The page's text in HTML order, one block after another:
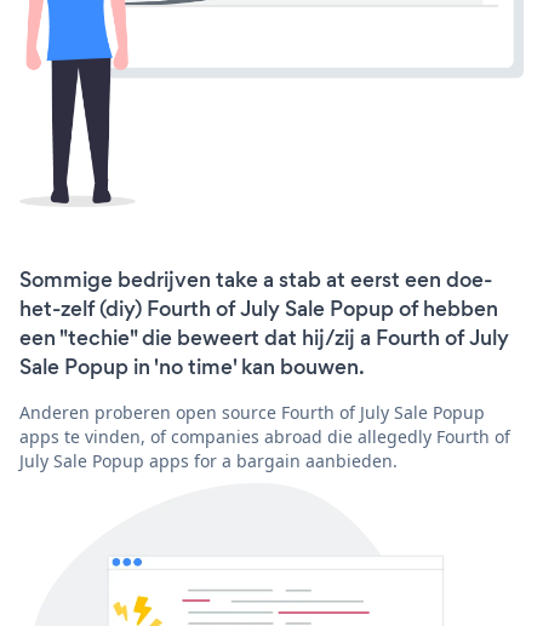
Sommige bedrijven take a stab at eerst een doe-
het-zelf (diy) Fourth of July Sale Popup of hebben
een "techie" die beweert dat hij/zij a Fourth of July
Sale Popup in 'no time' kan bouwen.
Anderen proberen open source Fourth of July Sale Popup
apps te vinden, of companies abroad die allegedly Fourth of
July Sale Popup apps for a bargain aanbieden.